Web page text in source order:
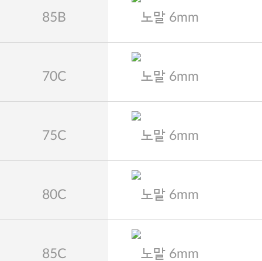
85B 노말 6mm
70C 노말 6mm
75C 노말 6mm
80C 노말 6mm
85C 노말 6mm